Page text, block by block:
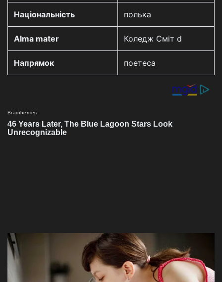
Національність полька
Alma mater Коледж Сміт d
Напрямок поетеса